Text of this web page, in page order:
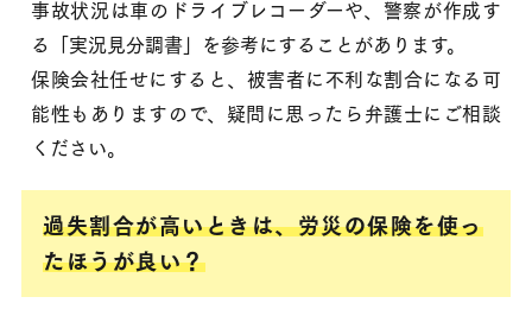
事故状況は車のドライブレコーダーや、警察が作成す
る「実況見分調書」を参考にすることがあります。
保険会社任せにすると、被害者に不利な割合になる可
能性もありますので、疑問に思ったら弁護士にご相談
ください。
過失割合が高いときは、労災の保険を使っ
たほうが良い？